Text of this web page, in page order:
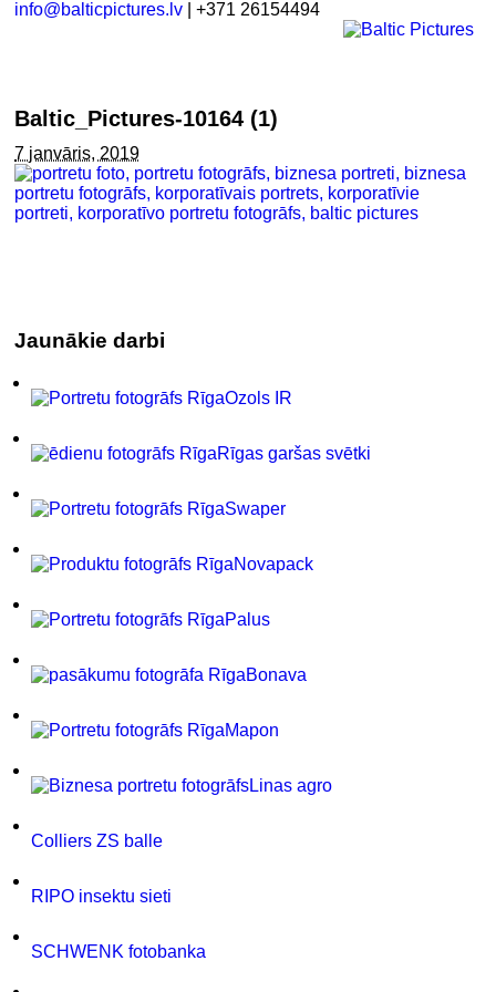
info@balticpictures.lv | +371 26154494
Baltic_Pictures-10164 (1)
7 janvāris, 2019
Jaunākie darbi
Ozols IR
Rīgas garšas svētki
Swaper
Novapack
Palus
Bonava
Mapon
Linas agro
Colliers ZS balle
RIPO insektu sieti
SCHWENK fotobanka